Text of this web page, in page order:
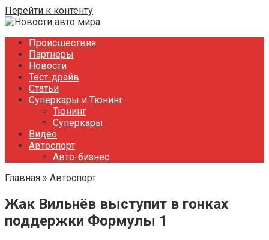
Перейти к контенту
Происшествия
Партнеры
Новости
Тест-драйв
Статьи
Суперкары и Тюнинг
Тюнинг
Суперкары
Видео
Автоспорт
Авто-бизнес
Главная » Автоспорт
Жак Вильнёв выступит в гонках
поддержки Формулы 1